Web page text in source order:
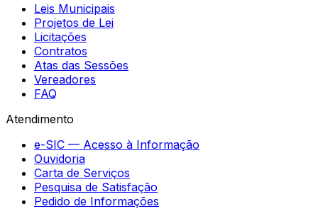
Leis Municipais
Projetos de Lei
Licitações
Contratos
Atas das Sessões
Vereadores
FAQ
Atendimento
e-SIC — Acesso à Informação
Ouvidoria
Carta de Serviços
Pesquisa de Satisfação
Pedido de Informações